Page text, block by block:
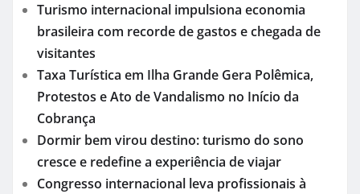
Turismo internacional impulsiona economia
brasileira com recorde de gastos e chegada de
visitantes
Taxa Turística em Ilha Grande Gera Polêmica,
Protestos e Ato de Vandalismo no Início da
Cobrança
Dormir bem virou destino: turismo do sono
cresce e redefine a experiência de viajar
Congresso internacional leva profissionais à